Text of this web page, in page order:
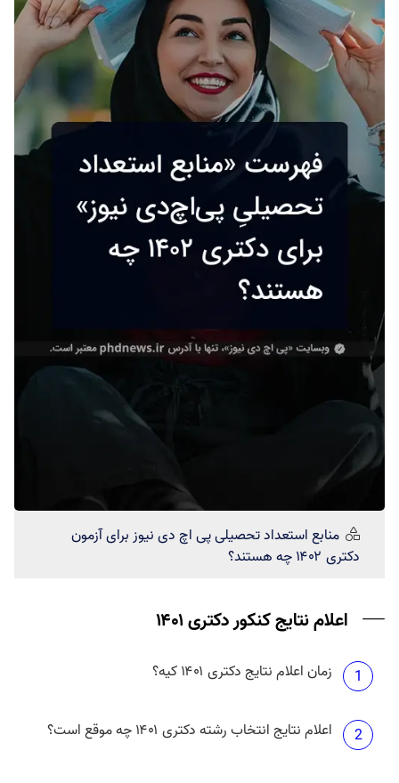
منابع استعداد تحصیلیپی اچ دی نیوزبرای آزمون
دکتری ۱۴۰۲ چه هستند؟
اعلام نتایج کنکور دکتری ۱۴۰۱
1 زمان اعلام نتایج دکتری ۱۴۰۱ کیه؟
2 اعلام نتایج انتخاب رشته دکتری ۱۴۰۱ چه موقع است؟